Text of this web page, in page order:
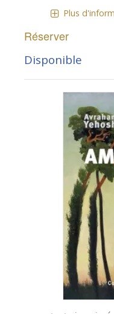
Plus
Réserver
Disponible